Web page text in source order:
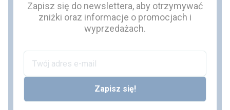
Zapisz się do newslettera, aby otrzymywać
zniżki oraz informacje o promocjach i
wyprzedażach.